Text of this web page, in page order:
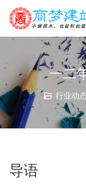
一二
行业动
导语